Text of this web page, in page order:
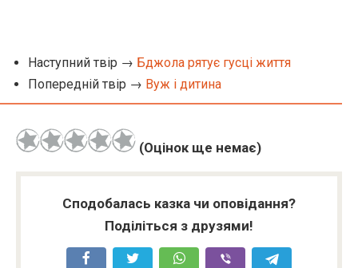
Наступний твір → Бджола рятує гусці життя
Попередній твір → Вуж і дитина
(Оцінок ще немає)
Сподобалась казка чи оповідання?
Поділіться з друзями!